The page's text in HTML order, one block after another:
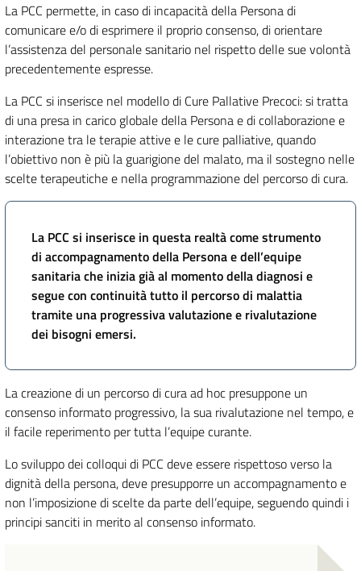
La PCC permette, in caso di incapacità della Persona di
comunicare e/o di esprimere il proprio consenso, di orientare
l’assistenza del personale sanitario nel rispetto delle sue volontà
precedentemente espresse.
La PCC si inserisce nel modello di Cure Pallative Precoci: si tratta
di una presa in carico globale della Persona e di collaborazione e
interazione tra le terapie attive e le cure palliative, quando
l’obiettivo non è più la guarigione del malato, ma il sostegno nelle
scelte terapeutiche e nella programmazione del percorso di cura.
La PCC si inserisce in questa realtà come strumento
di accompagnamento della Persona e dell’equipe
sanitaria che inizia già al momento della diagnosi e
segue con continuità tutto il percorso di malattia
tramite una progressiva valutazione e rivalutazione
dei bisogni emersi.
La creazione di un percorso di cura ad hoc presuppone un
consenso informato progressivo, la sua rivalutazione nel tempo, e
il facile reperimento per tutta l’equipe curante.
Lo sviluppo dei colloqui di PCC deve essere rispettoso verso la
dignità della persona, deve presupporre un accompagnamento e
non l’imposizione di scelte da parte dell’equipe, seguendo quindi i
principi sanciti in merito al consenso informato.